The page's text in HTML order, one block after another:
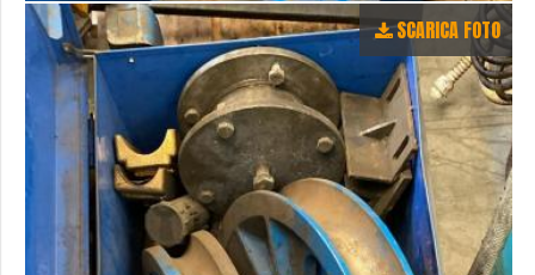
SCARICA FOTO